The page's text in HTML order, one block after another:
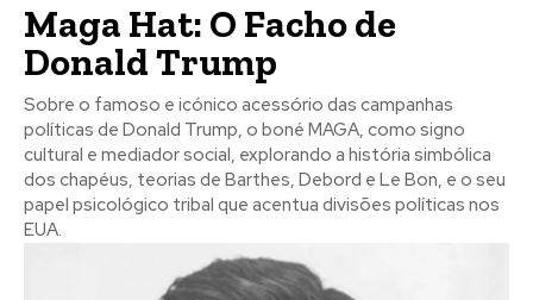
Maga Hat: O Facho de
Donald Trump
Sobre o famoso e icónico acessório das campanhas
políticas de Donald Trump, o boné MAGA, como signo
cultural e mediador social, explorando a história simbólica
dos chapéus, teorias de Barthes, Debord e Le Bon, e o seu
papel psicológico tribal que acentua divisões políticas nos
EUA.